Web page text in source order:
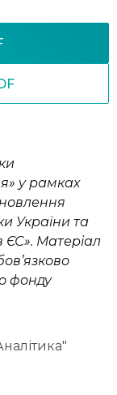
у рамках
України та
ЄС». Матеріал
фонду